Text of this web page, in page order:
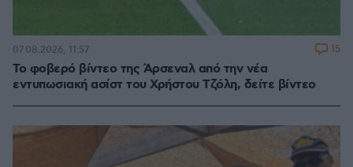
Το φοβερό βίντεο της Άρσεναλ από την νέα
εντυπωσιακή ασίστ του Χρήστου Τζόλη, δείτε βίντεο
07.08.2026, 11:57 15